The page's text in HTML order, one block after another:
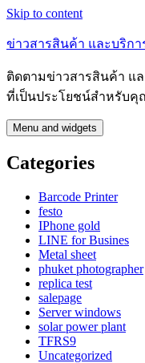
Skip to content
ข่าวสารสินค้า และบริกา
ติดตามข่าวสารสินค้า แ
ที่เป็นประโยชน์สำหรับคุ
Menu and widgets
Categories
Barcode Printer
festo
IPhone gold
LINE for Busines
Metal sheet
phuket photographer
replica test
salepage
Server windows
solar power plant
TFRS9
Uncategorized